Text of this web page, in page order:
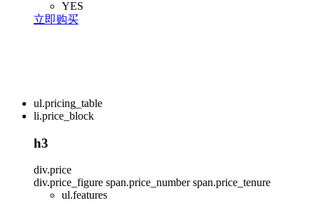
YES
立即购买
ul.pricing_table
li.price_block
h3
div.price
div.price_figure span.price_number span.price_tenure
ul.features